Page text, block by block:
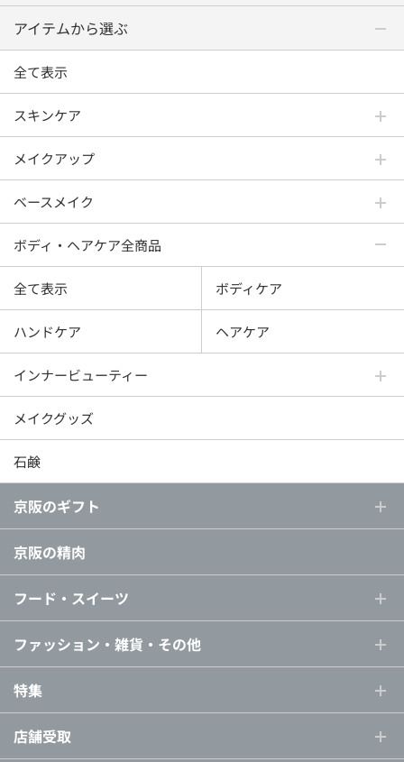
アイテムから選ぶ
全て表示
スキンケア
メイクアップ
ベースメイク
ボディ・ヘアケア全商品
全て表示 ボディケア
ハンドケア ヘアケア
インナービューティー
メイクグッズ
石鹸
京阪のギフト
京阪の精肉
フード・スイーツ
ファッション・雑貨・その他
特集
店舗受取